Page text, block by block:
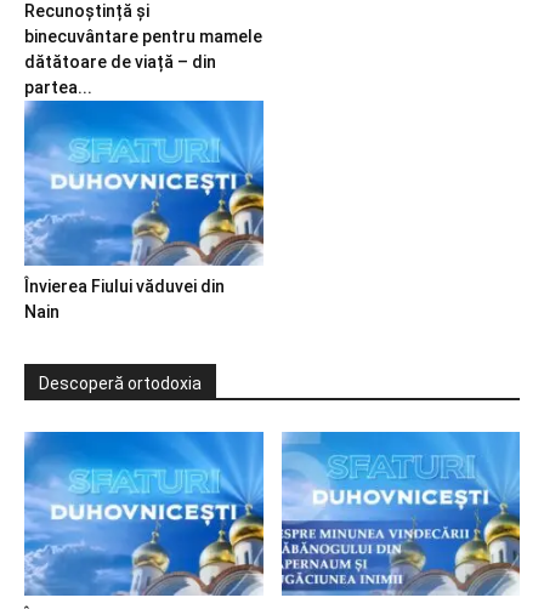
Recunoștință și
binecuvântare pentru mamele
dătătoare de viață – din
partea...
Învierea Fiului văduvei din
Nain
Descoperă ortodoxia